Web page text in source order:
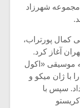
مجموعه شهرزاد
کمال پورتراب،
آغاز کرد.
موسیقی «اکول
با ژان میکو و
سپس با